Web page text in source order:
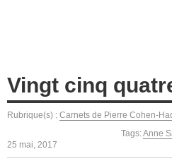
Vingt cinq
Rubrique(s) : Carnets de Pierre Cohen-
Tags:Anne
25 mai, 2017